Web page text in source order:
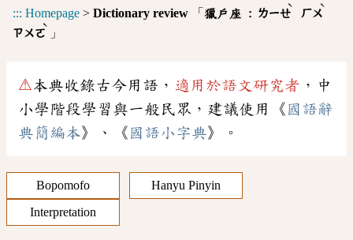
::: Homepage > Dictionary review 「 獵戶座 : ㄌㄧㄝ
ˋ
ㄏㄨ
ˋ
ㄗㄨㄛ
ˋ
」
⚠本典收錄古今用語， 適用於語文研究者 ，中
小學階段學習與一般民眾，建議使用《 國語辭
典簡編本》、《 國語小字典》。
Bopomofo
Hanyu Pinyin
Interpretation